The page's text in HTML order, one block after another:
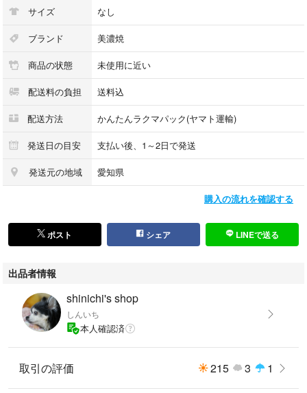
けます。
飾るコレクションとしてはもちろん、大切なお客様をもてなす茶席の菓子
皿や、食卓を格上げする最高級の和食器として実用的にご愛用いただきた
ヒビ・カケ等のない「極美品」です。裏面には氏の「こ」の掻き銘が力強
く刻まれています。
【付属品】
・共箱（直筆署名・印譜入）
・黄布 ×2
・栞
補償付きのメルカリ便にて迅速に発送します。
人間国宝による極上の和食器を、この機会にぜひご検討ください。
No.2988
#加藤孝造 #KozoKato #人間国宝 #LivingNationalTreasure #志野 #志野焼 #
Shino #ShinoYaki #美濃焼 #MinoYaki #銘々皿 #小皿 #菓子皿 #和食器 #洋
ンテリア #共箱 #真作保証 #美術品 #骨董品 #アンティーク #JapaneseAr
サイズ なし
ブランド 美濃焼
商品の状態 未使用に近い
配送料の負担 送料込
配送方法 かんたんラクマパック(ヤマト運輸)
発送日の目安 支払い後、1～2日で発送
発送元の地域 愛知県
購入の流れを確認する
ポスト シェア LINEで送る
出品者情報
shinichi's shop
しんいち
本人確認済
取引の評価 215 3 1